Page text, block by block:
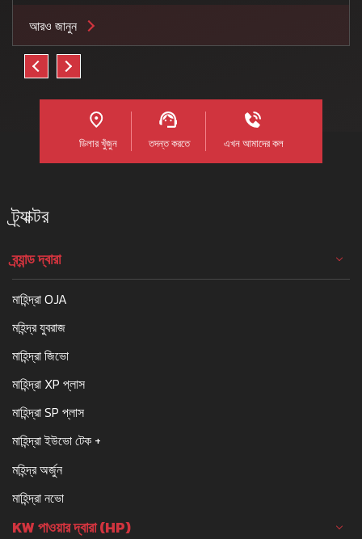
আরও জানুন
ডিলার খুঁজুন তদন্ত করতে এখন আমাদের কল
ট্র্যাক্টর
ব্র্যান্ড দ্বারা
মাহিন্দ্রা OJA
মহিন্দ্র যুবরাজ
মাহিন্দ্রা জিভো
মাহিন্দ্রা XP প্লাস
মাহিন্দ্রা SP প্লাস
মাহিন্দ্রা ইউভো টেক +
মহিন্দ্র অর্জুন
মাহিন্দ্রা নভো
KW পাওয়ার দ্বারা (HP)